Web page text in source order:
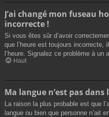
J’ai changé mon fuseau
incorrecte !
Si vous êtes sûr d’avoir
que l’heure est toujours
l’heure. Signalez ce problème à un
Haut
Ma langue n’est pas dans
La raison la plus probable est que
langue ou bien que personne n’ait